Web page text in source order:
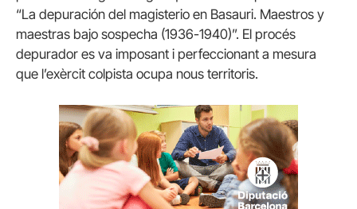
“La depuración del magisterio en Basauri. Maestros y
maestras bajo sospecha (1936-1940)”. El procés
depurador es va imposant i perfeccionant a mesura
que l’exèrcit colpista ocupa nous territoris.